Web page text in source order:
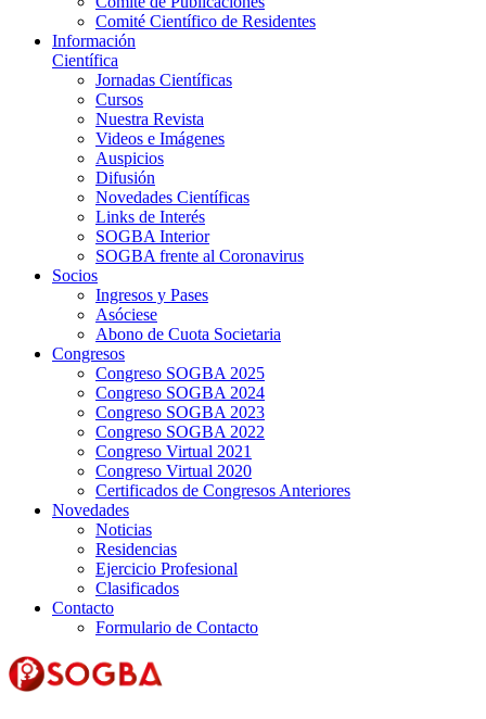
Comité Científico de Residentes
Información
Científica
Jornadas Científicas
Cursos
Nuestra Revista
Videos e Imágenes
Auspicios
Difusión
Novedades Científicas
Links de Interés
SOGBA Interior
SOGBA frente al Coronavirus
Socios
Ingresos y Pases
Asóciese
Abono de Cuota Societaria
Congresos
Congreso SOGBA 2025
Congreso SOGBA 2024
Congreso SOGBA 2023
Congreso SOGBA 2022
Congreso Virtual 2021
Congreso Virtual 2020
Certificados de Congresos Anteriores
Novedades
Noticias
Residencias
Ejercicio Profesional
Clasificados
Contacto
Formulario de Contacto